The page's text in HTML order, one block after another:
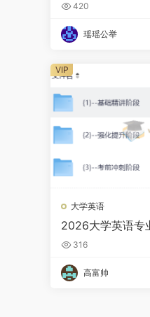
420
瑶瑶公举
大学英语
2026大学英语专
播 + 录播】
316
高富帅
VIP